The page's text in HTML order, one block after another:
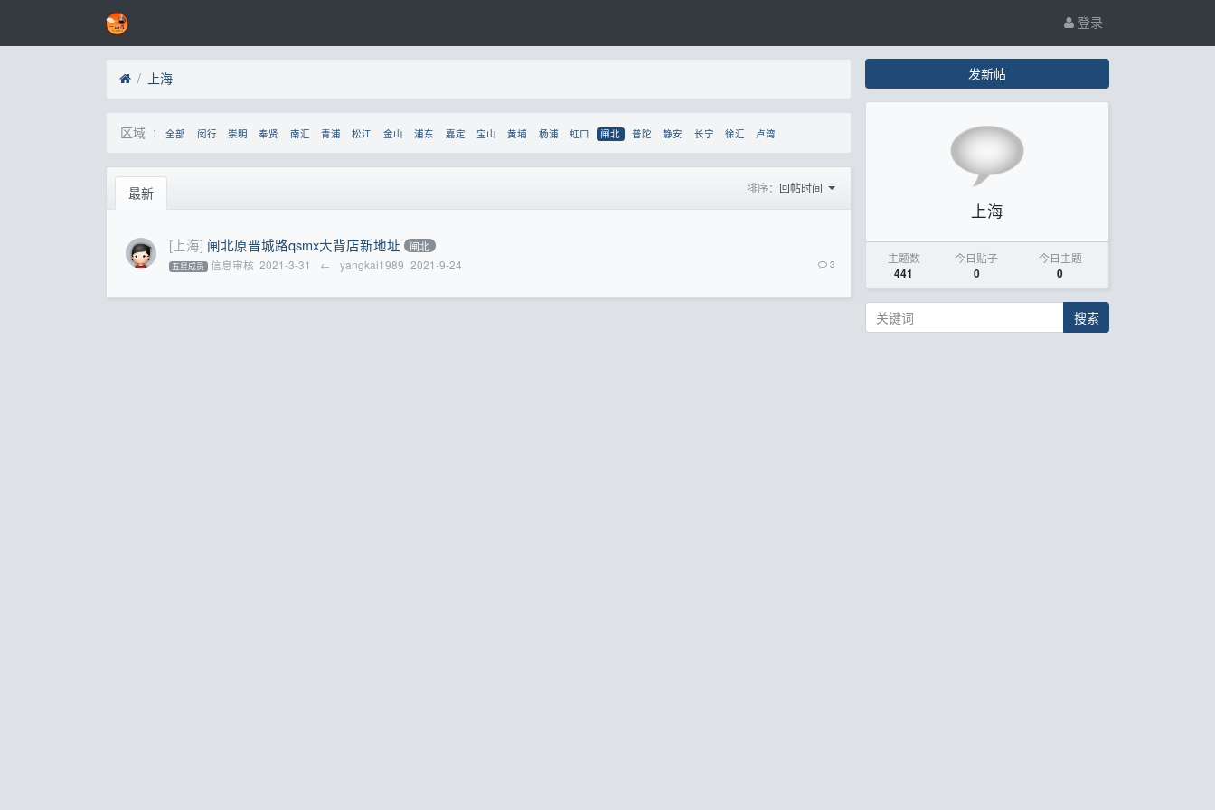
登录
上海
区域 : 全部 闵行 崇明 奉贤 南汇 青浦 松江 金山 浦东 嘉定 宝山 黄埔 杨浦 虹口 闸北 普陀 静安 长宁 徐汇 卢湾
最新 排序： 回帖时间
[上海] 闸北原晋城路qsmx大背店新地址 闸北
五星成员 信息审核 2021-3-31 ← yangkai1989 2021-9-24 3
发新帖
上海
主题数
441
今日贴子
0
今日主题
0
搜索